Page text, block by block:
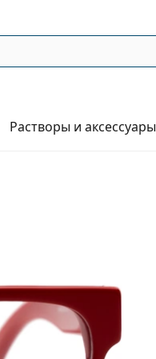
Растворы и аксессуары